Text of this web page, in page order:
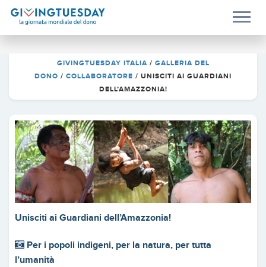
GIVINGTUESDAY ITALIA / GALLERIA DEL
DONO / COLLABORATORE / UNISCITI AI GUARDIANI
DELL’AMAZZONIA!
Unisciti ai Guardiani dell’Amazzonia!
Per i popoli indigeni, per la natura, per tutta
l’umanità